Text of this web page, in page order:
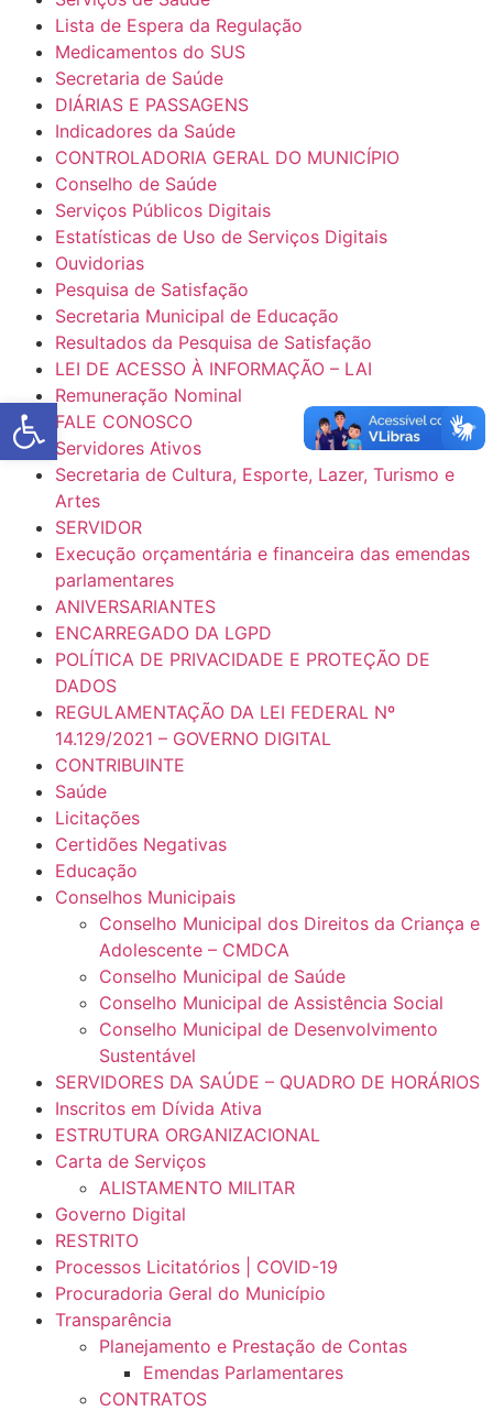
Lista de Espera da Regulação
Medicamentos do SUS
Secretaria de Saúde
DIÁRIAS E PASSAGENS
Indicadores da Saúde
CONTROLADORIA GERAL DO MUNICÍPIO
Conselho de Saúde
Serviços Públicos Digitais
Estatísticas de Uso de Serviços Digitais
Ouvidorias
Pesquisa de Satisfação
Secretaria Municipal de Educação
Resultados da Pesquisa de Satisfação
LEI DE ACESSO À INFORMAÇÃO – LAI
Remuneração Nominal
FALE CONOSCO
Servidores Ativos
Secretaria de Cultura, Esporte, Lazer, Turismo e
Artes
SERVIDOR
Execução orçamentária e financeira das emendas
parlamentares
ANIVERSARIANTES
ENCARREGADO DA LGPD
POLÍTICA DE PRIVACIDADE E PROTEÇÃO DE
DADOS
REGULAMENTAÇÃO DA LEI FEDERAL Nº
14.129/2021 – GOVERNO DIGITAL
CONTRIBUINTE
Saúde
Licitações
Certidões Negativas
Educação
Conselhos Municipais
Conselho Municipal dos Direitos da Criança e
Adolescente – CMDCA
Conselho Municipal de Saúde
Conselho Municipal de Assistência Social
Conselho Municipal de Desenvolvimento
Sustentável
SERVIDORES DA SAÚDE – QUADRO DE HORÁRIOS
Inscritos em Dívida Ativa
ESTRUTURA ORGANIZACIONAL
Carta de Serviços
ALISTAMENTO MILITAR
Governo Digital
RESTRITO
Processos Licitatórios | COVID-19
Procuradoria Geral do Município
Transparência
Planejamento e Prestação de Contas
Emendas Parlamentares
CONTRATOS
Abrir a barra de ferramentas